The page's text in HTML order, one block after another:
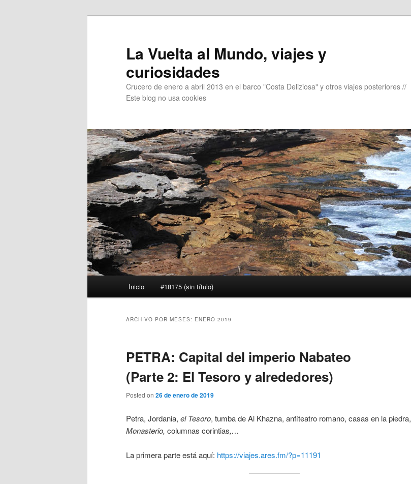
La Vuelta al Mundo, viajes y
curiosidades
Crucero de enero a abril 2013 en el barco "Costa Deliziosa" y otros viajes posteriores //
Este blog no usa cookies
Inicio #18175 (sin título)
ARCHIVO POR MESES: ENERO 2019
PETRA: Capital del imperio Nabateo
(Parte 2: El Tesoro y alrededores)
Posted on 26 de enero de 2019
Petra, Jordania, el Tesoro, tumba de Al Khazna, anfiteatro romano, casas en la piedra,
Monasterio, columnas corintias,…
La primera parte está aquí: https://viajes.ares.fm/?p=11191